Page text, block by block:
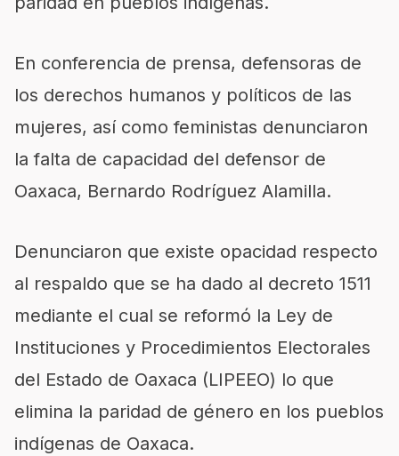
En conferencia de prensa, defensoras de
los derechos humanos y políticos de las
mujeres, así como feministas denunciaron
la falta de capacidad del defensor de
Oaxaca, Bernardo Rodríguez Alamilla.
Denunciaron que existe opacidad respecto
al respaldo que se ha dado al decreto 1511
mediante el cual se reformó la Ley de
Instituciones y Procedimientos Electorales
del Estado de Oaxaca (LIPEEO) lo que
elimina la paridad de género en los pueblos
indígenas de Oaxaca.